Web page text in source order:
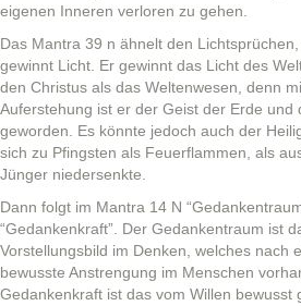
eige­nen Inneren ver­loren zu gehen.
Das Mantra 39 n ähnelt den
gewin­nt Licht. Er gewin­nt das Licht des
den Chris­tus als das Wel­tenwe­sen, denn
Aufer­ste­hung ist er der Geist der Erde und
gewor­den. Es kön­nte jedoch auch der
sich zu Pfin­g­sten als Feuer­flam­men, als
Jünger niedersenkte.
Dann fol­gt im Mantra 14 N
“Gedankenkraft”. Der Gedanken­traum ist
Vorstel­lungs­bild im Denken, welch­es nach
bewusste Anstren­gung im Men­schen
Gedankenkraft ist das vom Willen bewusst